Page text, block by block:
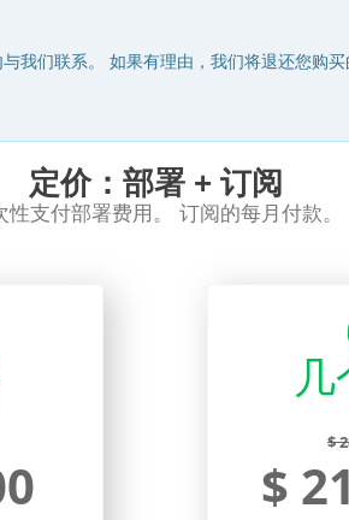
我们联系。 如果有理由，我们将退还您购买
定价：部署 + 订阅
性支付部署费用。 订阅的每月付款。
几
$
$